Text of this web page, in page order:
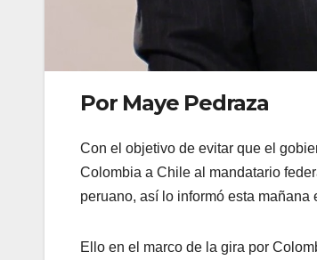
Por Maye Pedraza
Con el objetivo de evitar que el
Colombia a Chile al mandatario
peruano, así lo informó esta mañana
Ello en el marco de la gira por